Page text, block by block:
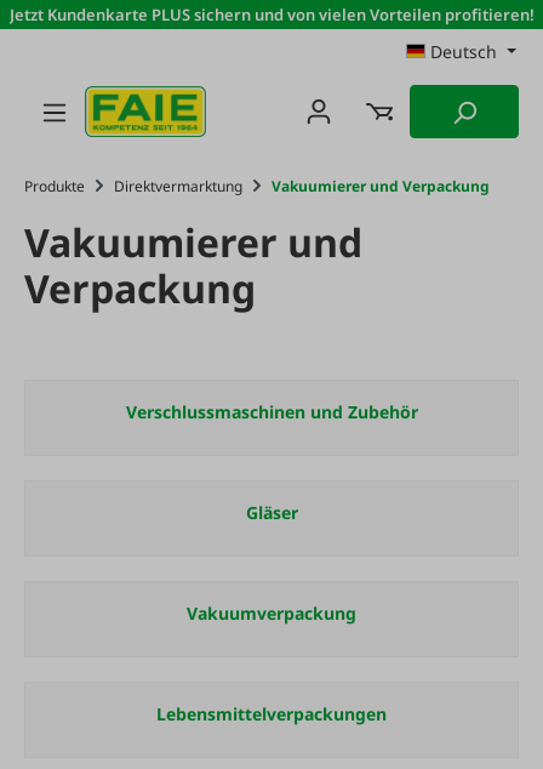
Zum Hauptinhalt springen
Jetzt Kundenkarte PLUS sichern und von vielen Vorteilen profitieren!
Deutsch
Produkte Direktvermarktung Vakuumierer und Verpackung
Vakuumierer und
Verpackung
Verschlussmaschinen und Zubehör
Gläser
Vakuumverpackung
Lebensmittelverpackungen